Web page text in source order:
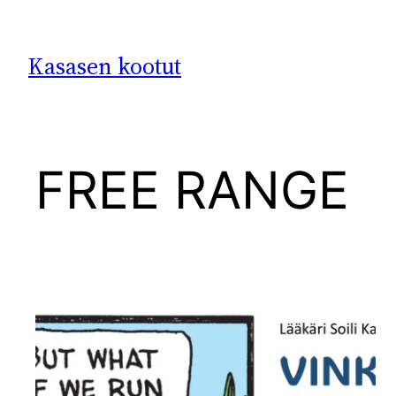
Kasasen kootut
FREE RANGE